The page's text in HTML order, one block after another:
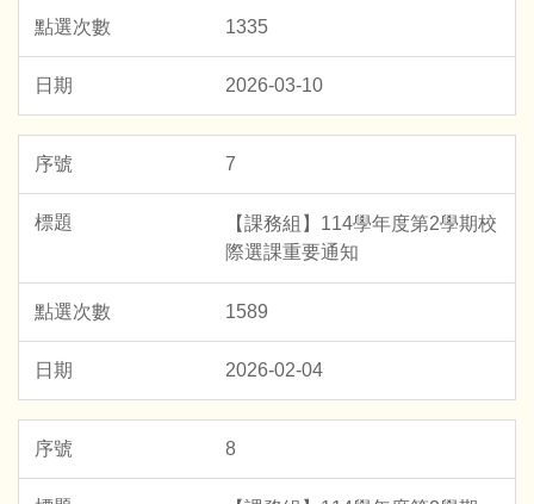
1335
2026-03-10
7
【課務組】114學年度第2學期校
際選課重要通知
1589
2026-02-04
8